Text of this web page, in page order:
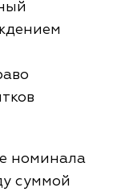
номинала
суммой